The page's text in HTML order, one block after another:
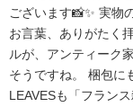
ございます📸✨ 実物
お言葉、ありがたく
ルが、アンティーク
そうですね。 梱包に
LEAVESも「フラン